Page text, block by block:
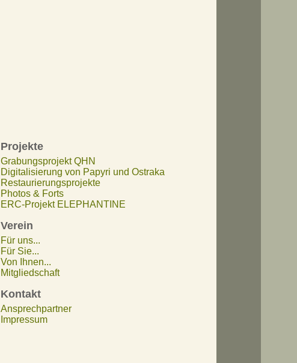
Projekte
Grabungsprojekt QHN
Digitalisierung von Papyri und Ostraka
Restaurierungsprojekte
Photos & Forts
ERC-Projekt ELEPHANTINE
Verein
Für uns...
Für Sie...
Von Ihnen...
Mitgliedschaft
Kontakt
Ansprechpartner
Impressum